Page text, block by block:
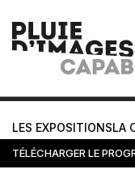
LES EXPOSITIONSLA
TÉLÉCHARGER LE